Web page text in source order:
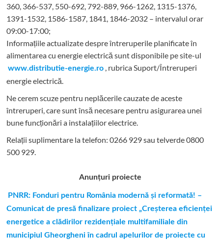
360, 366-537, 550-692, 792-889, 966-1262, 1315-1376,
1391-1532, 1586-1587, 1841, 1846-2032 – intervalul orar
09:00-17:00;
Informațiile actualizate despre întreruperile planificate în
alimentarea cu energie electrică sunt disponibile pe site-ul
www.distributie-energie.ro , rubrica Suport/Întreruperi
energie electrică.
Ne cerem scuze pentru neplăcerile cauzate de aceste
întreruperi, care sunt însă necesare pentru asigurarea unei
bune funcționări a instalațiilor electrice.
Relații suplimentare la telefon: 0266 929 sau telverde 0800
500 929.
Anunțuri proiecte
PNRR: Fonduri pentru România modernă şi reformată! –
Comunicat de presă finalizare proiect „Creşterea eficienţei
energetice a clădirilor rezidenţiale multifamiliale din
municipiul Gheorgheni în cadrul apelurilor de proiecte cu